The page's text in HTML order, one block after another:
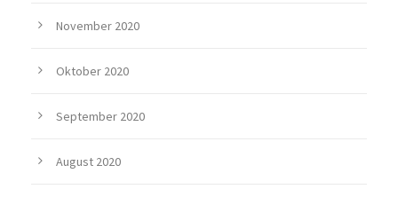
November 2020
Oktober 2020
September 2020
August 2020